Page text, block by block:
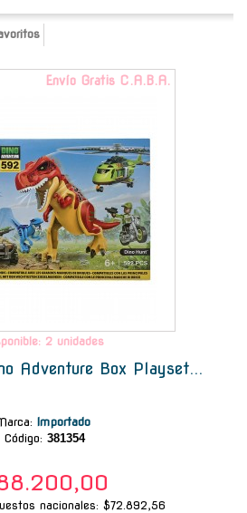
Envío Gratis C.A.B.A.
2 unidades
Adventure Box Playset...
: Importado
Código: 381354
nacionales: $72.892,56